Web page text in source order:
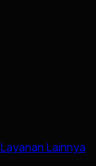
Layanan Lainnya